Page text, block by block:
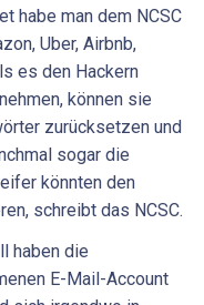
habe man dem NCSC
Uber, Airbnb,
es den Hackern
können sie
zurücksetzen und
sogar die
könnten den
schreibt das NCSC.
haben die
E-Mail-Account